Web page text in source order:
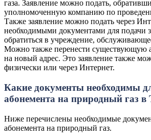
газа. Заявление можно подать,
уполномоченную компанию по
Также заявление можно подать через
необходимыми документами для подачи
обратиться в учреждение,
Можно также перенести существующую
на новый адрес. Это заявление также
физически или через Интернет.
Какие документы необходимы
абонемента на природный газ в
Ниже перечислены необходимые
абонемента на природный газ.